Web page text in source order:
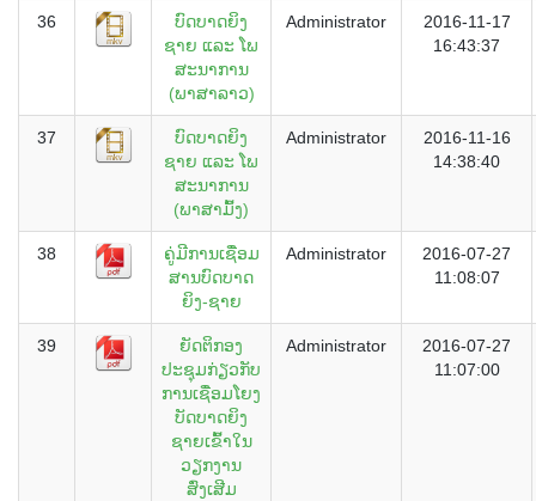
36
ບົດບາດຍິງ
ຊາຍ ແລະ ໂພ
ສະນາການ
(ພາສາລາວ)
Administrator
2016-11-17
16:43:37
37
ບົດບາດຍິງ
ຊາຍ ແລະ ໂພ
ສະນາການ
(ພາສາມົ້ງ)
Administrator
2016-11-16
14:38:40
38
ຄູ່ມີການເຊື່ອມ
ສານບົດບາດ
ຍິງ-ຊາຍ
Administrator
2016-07-27
11:08:07
39
ຍັດຕິກອງ
ປະຊຸມກ່ຽວກັບ
ການເຊື່ອມໂຍງ
ບັດບາດຍິງ
ຊາຍເຂົ້າໃນ
ວຽກງານ
ສົ່ງເສີມ
Administrator
2016-07-27
11:07:00